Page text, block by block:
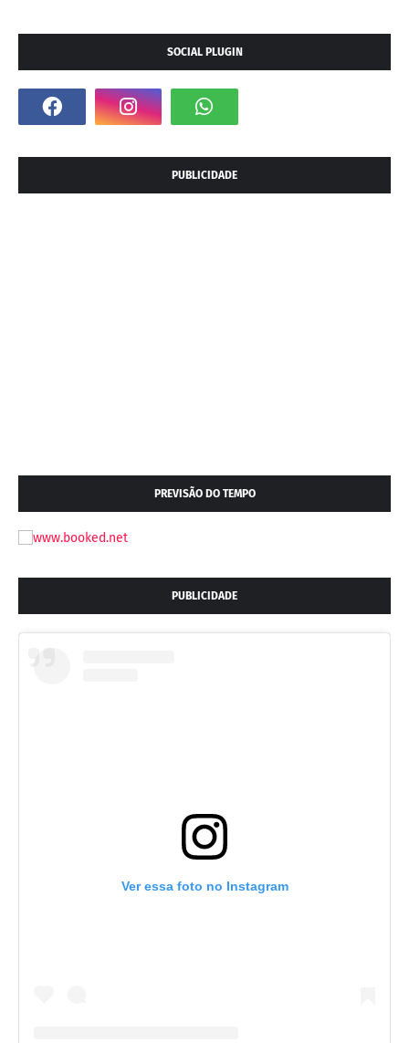
SOCIAL PLUGIN
PUBLICIDADE
PREVISÃO DO TEMPO
PUBLICIDADE
Ver essa foto no Instagram